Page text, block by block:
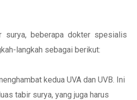
surya, beberapa dokter spesialis
langkah sebagai berikut:
kedua UVA dan UVB. Ini
tabir surya, yang juga harus